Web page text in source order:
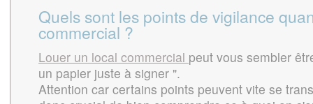
Quels sont les points de vigilance
commercial ?
Louer un local commercial peut vous sembler
un papier juste à signer ".
Attention car certains points peuvent vite se